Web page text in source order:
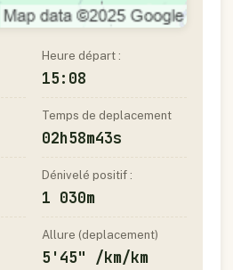
Heure départ :
15:08
Temps de deplacement
02h58m43s
Dénivelé positif :
1 030m
Allure (deplacement)
5'45" /km/km